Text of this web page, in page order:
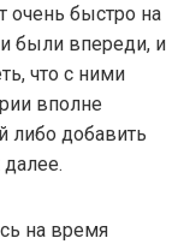
очень быстро на
были впереди, и
что с ними
вполне
либо добавить
на время